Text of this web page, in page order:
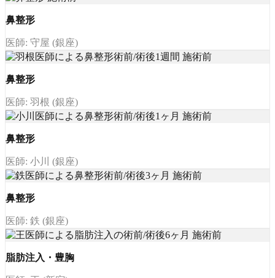
鼻整形
医師: 守屋 (銀座)
鼻整形
医師: 羽根 (銀座)
鼻整形
医師: 小川 (銀座)
鼻整形
医師: 鉄 (銀座)
脂肪注入・豊胸